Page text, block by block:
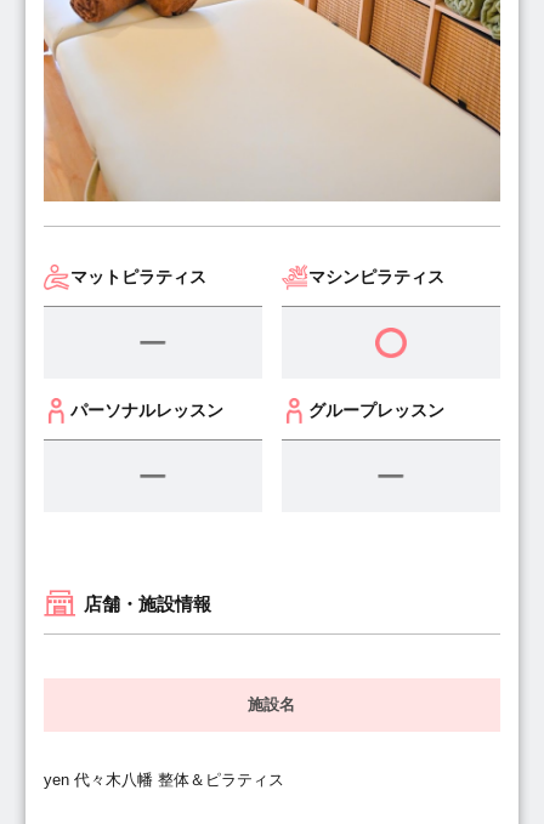
マットピラティス マシンピラティス
パーソナルレッスン グループレッスン
店舗・施設情報
施設名
yen 代々木八幡 整体＆ピラティス